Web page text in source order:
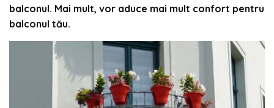
balconul. Mai mult, vor aduce mai mult confort pentru
balconul tău.